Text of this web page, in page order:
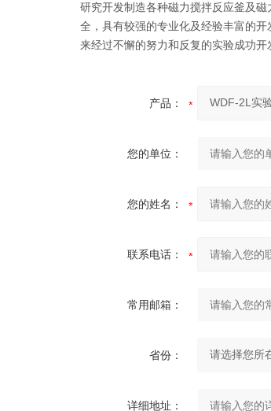
研究开发制造各种磁力搅拌反应釜及
全，具有较强的专业化及经验丰富的
来经过不懈的努力和反复的实验成功
产品：
您的单位：
您的姓名：
联系电话：
常用邮箱：
省份：
详细地址：